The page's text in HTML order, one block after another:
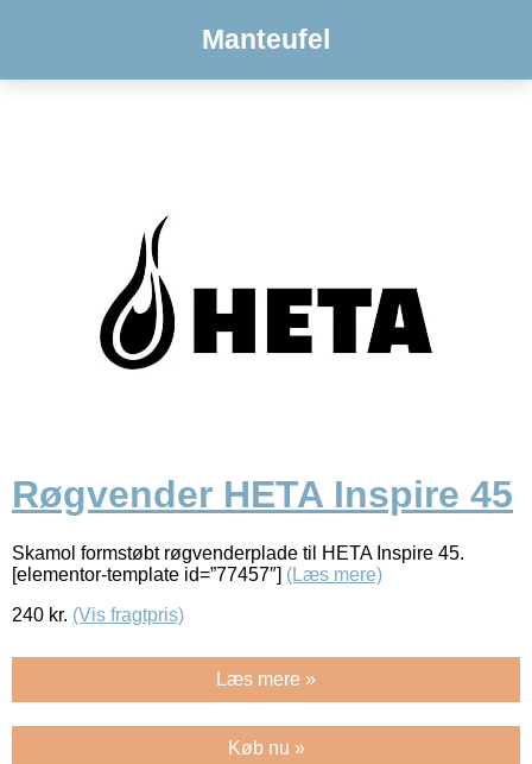
Manteufel
Røgvender HETA Inspire 45
Skamol formstøbt røgvenderplade til HETA Inspire 45.
[elementor-template id=”77457″] (Læs mere)
240 kr. (Vis fragtpris)
Læs mere »
Køb nu »